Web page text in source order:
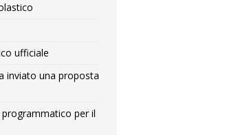
ufficiale
inviato una proposta
per il